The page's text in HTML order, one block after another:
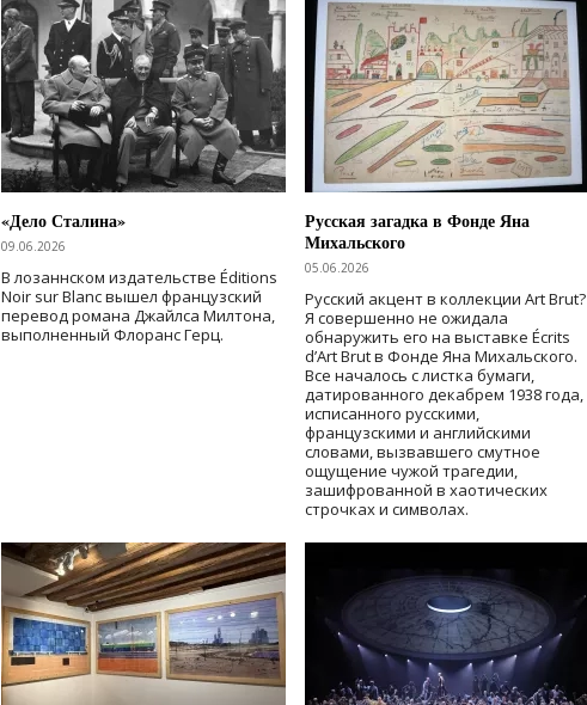
«Дело Сталина»
09.06.2026
В лозаннском издательстве Éditions
Noir sur Blanc вышел французский
перевод романа Джайлса Милтона,
выполненный Флоранс Герц.
Русская загадка в Фонде Яна
Михальского
05.06.2026
Русский акцент в коллекции Art Brut?
Я совершенно не ожидала
обнаружить его на выставке Écrits
d’Art Brut в Фонде Яна Михальского.
Все началось с листка бумаги,
датированного декабрем 1938 года,
исписанного русскими,
французскими и английскими
словами, вызвавшего смутное
ощущение чужой трагедии,
зашифрованной в хаотических
строчках и символах.